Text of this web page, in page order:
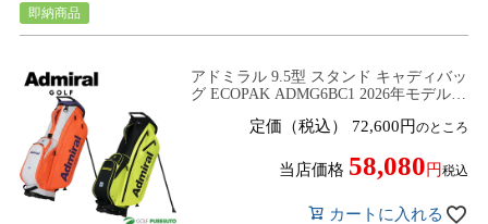
即納商品
アドミラル 9.5型 スタンド キャディバッ
グ ECOPAK ADMG6BC1 2026年モデル
定価（税込） 72,600 のところ
当店価格 58,080 税込
カートに入れる